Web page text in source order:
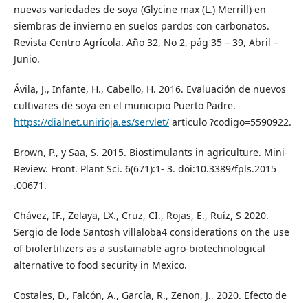
nuevas variedades de soya (Glycine max (L.) Merrill) en
siembras de invierno en suelos pardos con carbonatos.
Revista Centro Agrícola. Año 32, No 2, pág 35 – 39, Abril –
Junio.
Ávila, J., Infante, H., Cabello, H. 2016. Evaluación de nuevos
cultivares de soya en el municipio Puerto Padre.
https://dialnet.unirioja.es/servlet/articulo ?codigo=5590922.
Brown, P., y Saa, S. 2015. Biostimulants in agriculture. Mini-
Review. Front. Plant Sci. 6(671):1- 3. doi:10.3389/fpls.2015
.00671.
Chávez, IF., Zelaya, LX., Cruz, CI., Rojas, E., Ruíz, S 2020.
Sergio de lode Santosh villaloba4 considerations on the use
of biofertilizers as a sustainable agro-biotechnological
alternative to food security in Mexico.
Costales, D., Falcón, A., García, R., Zenon, J., 2020. Efecto de